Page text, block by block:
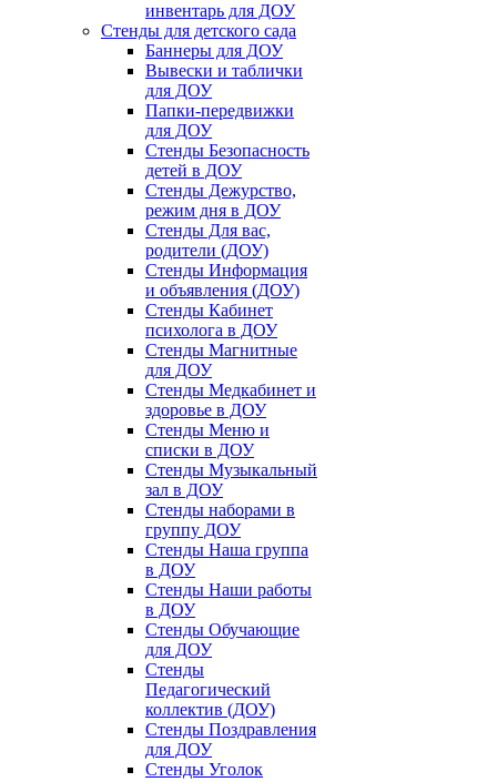
инвентарь для ДОУ
Стенды для детского сада
Баннеры для ДОУ
Вывески и таблички
для ДОУ
Папки-передвижки
для ДОУ
Стенды Безопасность
детей в ДОУ
Стенды Дежурство,
режим дня в ДОУ
Стенды Для вас,
родители (ДОУ)
Стенды Информация
и объявления (ДОУ)
Стенды Кабинет
психолога в ДОУ
Стенды Магнитные
для ДОУ
Стенды Медкабинет и
здоровье в ДОУ
Стенды Меню и
списки в ДОУ
Стенды Музыкальный
зал в ДОУ
Стенды наборами в
группу ДОУ
Стенды Наша группа
в ДОУ
Стенды Наши работы
в ДОУ
Стенды Обучающие
для ДОУ
Стенды
Педагогический
коллектив (ДОУ)
Стенды Поздравления
для ДОУ
Стенды Уголок